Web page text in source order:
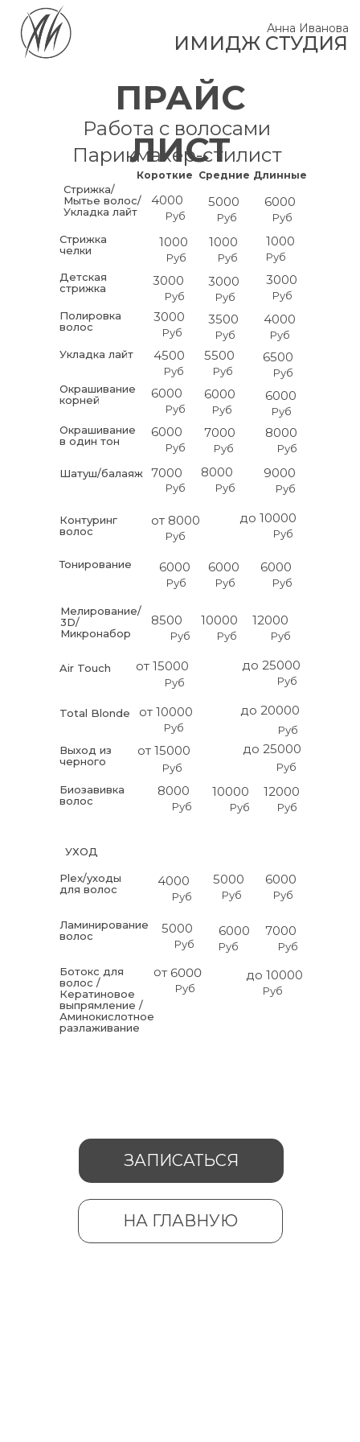
ПРАЙС
ЛИСТ
Работа с волосами
Парикмахер-стилист
Руб
Руб
8000 12000
Руб
Руб
Руб
Руб
Выход из
черного
Руб
10000
Биозавивка
волос
Руб
от 6000
Руб
до 10000
Ботокс для
волос /
Кератиновое
выпрямление /
Аминокислотное
разлаживание
Руб
5000
Руб
Руб
Руб
6000 7000
5000
Ламинирование
волос
Руб
4000 6000
Руб
Plex/уходы
для волос
УХОД
Total Blonde от 10000 до 20000
до 25000
от 15000 до 25000
от 15000
Руб
Air Touch
Руб
8500
Руб
12000
Руб
10000
Мелирование/
3D/
Микронабор
Руб
6000
Руб
6000
Руб
6000
Тонирование
7000
Руб
9000
Руб
Руб
Руб Руб
8000
до 10000
от 8000
Шатуш/балаяж
Контуринг
волос
Руб
6000
Руб
8000
Руб
7000
Окрашивание
в один тон
Руб
6000
Руб
6000
Руб
6000
Окрашивание
корней
Руб Руб
Руб
Укладка лайт
Руб
3500
Руб
4000
Руб
Руб
3000
3000
4500 6500
5500
Полировка
волос
Руб
3000
Руб
3000
Детская
стрижка
Руб
1000
Руб
4000
Руб
Руб
Руб
5000 6000
Стрижка/
Мытье волос/
Укладка лайт
1000
Руб
1000
Стрижка
челки
Длинные
Средние
Короткие
Руб
ЗАПИСАТЬСЯ
НА ГЛАВНУЮ